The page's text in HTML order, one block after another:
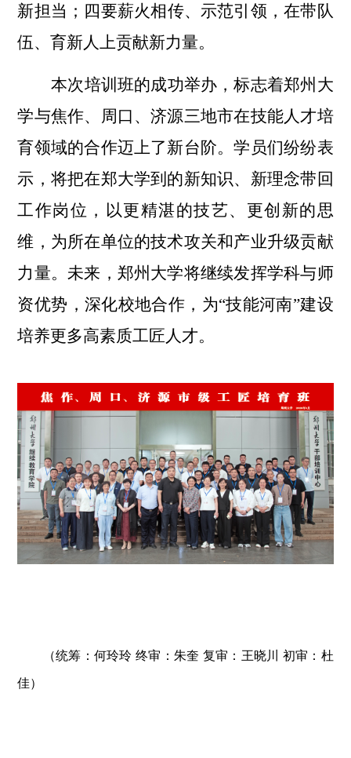
新担当 ； 四要薪火相传、示范引领，在带队
伍、育新人上贡献新力量。
本次培训班的成功举办，标志着郑州大
学与焦作、周口、济源三地市在技能人才培
育领域的合作迈上了新台阶。学员们纷纷表
示，将把在郑大学到的新知识、新理念带回
工作岗位，以更精湛的技艺、更创新的思
维，为所在单位的技术攻关和产业升级贡献
力量。未来，郑州大学将继续发挥学科与师
资优势，深化校地合作，为“技能河南”建设
培养更多高素质工匠人才。
（统筹：何玲玲 终审：朱奎 复审：王晓川 初审：杜
佳）